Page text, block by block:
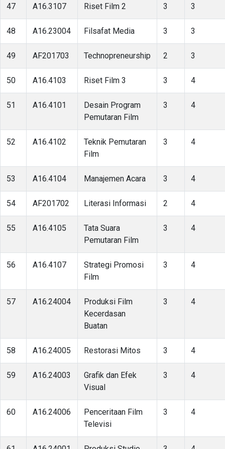
47 A16.3107 Riset Film 2 3 3
48 A16.23004 Filsafat Media 3 3
49 AF201703 Technopreneurship 2 3
50 A16.4103 Riset Film 3 3 4
51 A16.4101
Desain Program
Pemutaran Film
3 4
52 A16.4102
Teknik Pemutaran
Film
3 4
53 A16.4104 Manajemen Acara 3 4
54 AF201702 Literasi Informasi 2 4
55 A16.4105
Tata Suara
Pemutaran Film
3 4
56 A16.4107
Strategi Promosi
Film
3 4
57 A16.24004
Produksi Film
Kecerdasan
Buatan
3 4
58 A16.24005 Restorasi Mitos 3 4
59 A16.24003
Grafik dan Efek
Visual
3 4
60 A16.24006
Penceritaan Film
Televisi
3 4